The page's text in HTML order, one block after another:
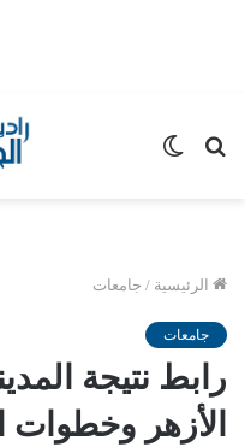
بحث
الرئيسية / جامعات
جامعات
رابط نتيجة
الأزهر وخطوات